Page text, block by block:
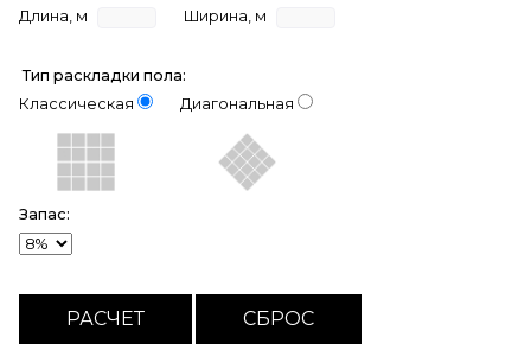
Длина, м
Ширина, м
Тип раскладки пола:
Классическая
Диагональная
Запас: